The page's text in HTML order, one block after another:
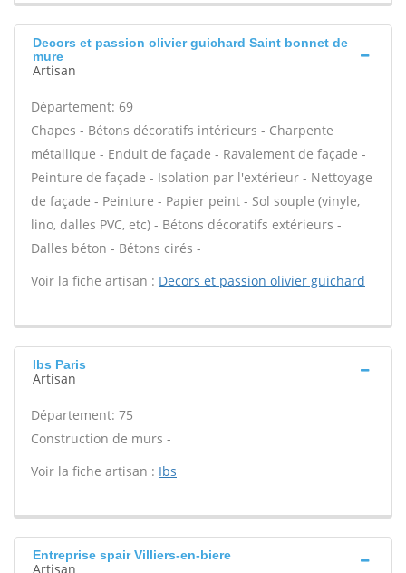
Decors et passion olivier guichard Saint bonnet de
mure
Artisan
Département: 69
Chapes - Bétons décoratifs intérieurs - Charpente
métallique - Enduit de façade - Ravalement de façade -
Peinture de façade - Isolation par l'extérieur - Nettoyage
de façade - Peinture - Papier peint - Sol souple (vinyle,
lino, dalles PVC, etc) - Bétons décoratifs extérieurs -
Dalles béton - Bétons cirés -
Voir la fiche artisan : Decors et passion olivier guichard
Ibs Paris
Artisan
Département: 75
Construction de murs -
Voir la fiche artisan : Ibs
Entreprise spair Villiers-en-biere
Artisan